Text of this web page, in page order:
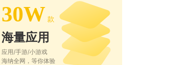
30W 款
海量应用
应用/手游/小游戏
海纳全网，等你体验